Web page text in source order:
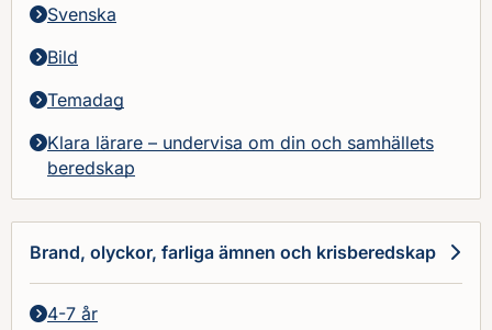
Svenska
Bild
Temadag
Klara lärare – undervisa om din och samhällets
beredskap
Brand, olyckor, farliga ämnen och krisberedskap
4-7 år